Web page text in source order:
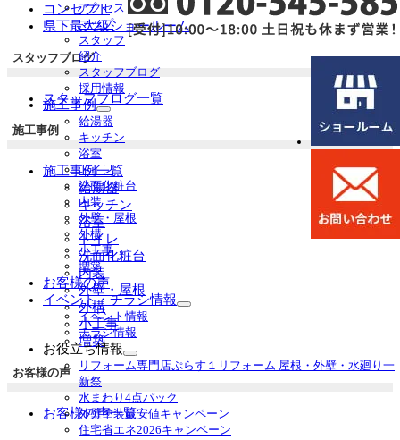
アクセス
マップ
スタッフ
紹介
スタッフブログ
採用情報
施工事例
サ
ブ
ニ
ュ
ー
を
展
開
給湯器
キッチン
浴室
トイレ
洗面化粧台
内装
外壁・屋根
外構
小工事
増築
お客様の声
イベント・チラシ情報
サ
ニ
ュ
を
展
イベント情報
チラシ情報
お役立ち情報
サ
メ
ニ
ュ
リフォーム専門店ぷらす１リフォーム 屋根・外壁・水廻り一
新祭
水まわり4点パック
外壁塗装最安値キャンペーン
住宅省エネ2026キャンペーン
コンセプト
県下最大級ショールーム
スタッフブログ
スタッフブログ一覧
施工事例
施工事例一覧
給湯器
キッチン
浴室
トイレ
洗面化粧台
内装
外壁・屋根
外構
小工事
増築
お客様の声
お客様の声一覧